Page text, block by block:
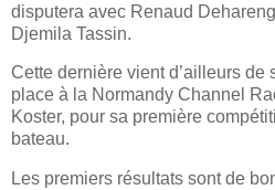
disputera avec Renaud
Djemila Tassin.
Cette dernière vient d’ailleurs de
place à la Normandy Channel
Koster, pour sa première
bateau.
Les premiers résultats sont de